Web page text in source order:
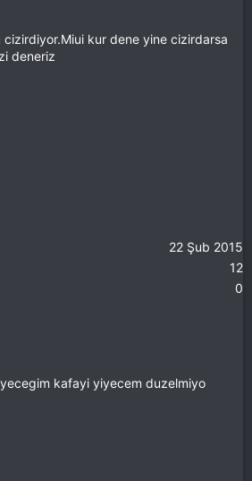
cizirdiyor.Miui kur dene yine cizirdarsa
deneriz
22 Şub 2015
12
0
kafayi yiyecem duzelmiyo